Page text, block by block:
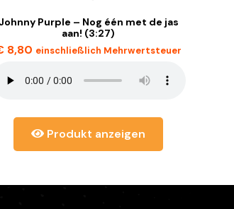
Purple – Nog één met de jas
aan! (3:27)
8,80 einschließlich Mehrwertsteuer
Produkt anzeigen